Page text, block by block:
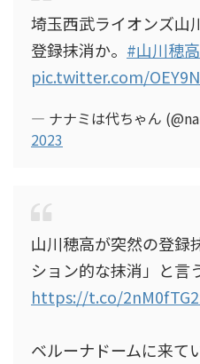
埼玉西武ライオンズ山
登録抹消か。 #山川穂高
pic.twitter.com/
— ナナミは代ちゃん
2023
山川穂高が突然の登録
ション的な抹消」と言
https://t.co/
ベルーナドームに来て